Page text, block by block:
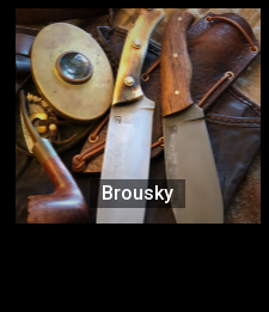
Brousky